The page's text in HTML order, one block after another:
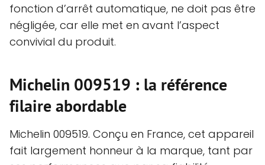
fonction d’arrêt automatique, ne doit pas être
négligée, car elle met en avant l’aspect
convivial du produit.
Michelin 009519 : la référence
filaire abordable
Michelin 009519. Conçu en France, cet appareil
fait largement honneur à la marque, tant par